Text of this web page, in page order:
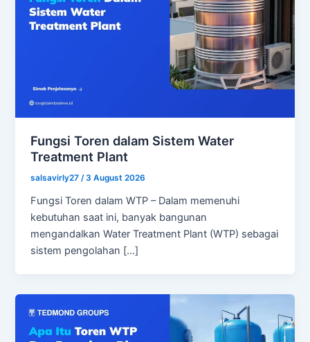
Fungsi Toren dalam Sistem Water
Treatment Plant
salsavirly27/3 August 2026
Fungsi Toren dalam WTP – Dalam memenuhi
kebutuhan saat ini, banyak bangunan
mengandalkan Water Treatment Plant (WTP) sebagai
sistem pengolahan […]